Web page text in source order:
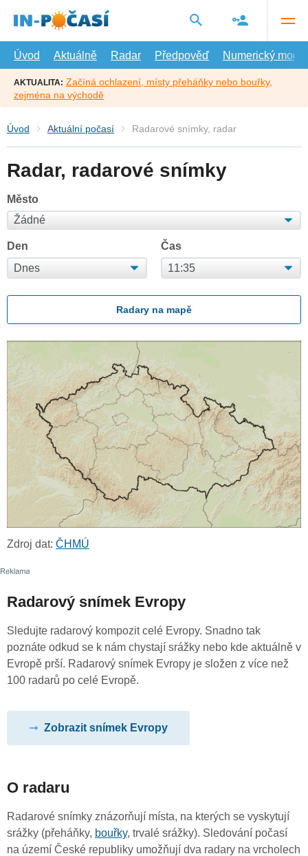
hlavní
Úvod
Aktuálně Radar Předpověď Numerický model
AKTUALITA: Začíná ochlazení, místy přeháňky nebo bouřky,
zejména na východě
Úvod Aktuální počasí Radarové snímky, radar
Radar, radarové snímky
Město
Den Čas
Radary na mapě
Zdroj dat: ČHMÚ
Radarový snímek Evropy
Sledujte radarový kompozit celé Evropy. Snadno tak
poznáte odkud se k nám chystají srážky nebo kde aktuálně v
Evropě prší. Radarový snímek Evropy je složen z více než
100 radarů po celé Evropě.
Zobrazit snímek Evropy
O radaru
Radarové snímky znázorňují místa, na kterých se vyskytují
srážky (přeháňky, bouřky, trvalé srážky). Sledování počasí
na území České republiky umožňují dva radary na vrcholech